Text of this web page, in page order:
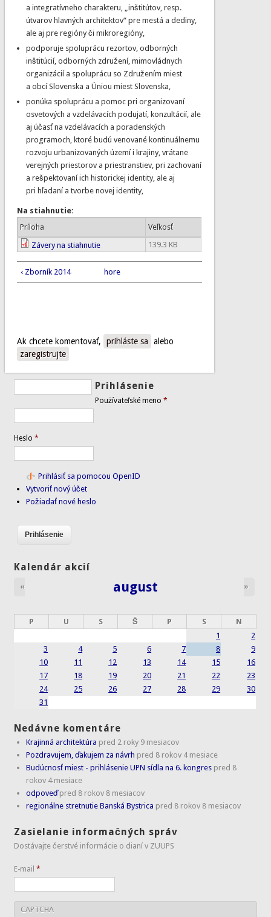
a integratívneho charakteru, „inštitútov, resp.
útvarov hlavných architektov“ pre mestá a dediny,
ale aj pre regióny či mikroregióny,
podporuje spoluprácu rezortov, odborných
inštitúcií, odborných združení, mimovládnych
organizácií a spoluprácu so Združením miest
a obcí Slovenska a Úniou miest Slovenska,
ponúka spoluprácu a pomoc pri organizovaní
osvetových a vzdelávacích podujatí, konzultácií, ale
aj účasť na vzdelávacích a poradenských
programoch, ktoré budú venované kontinuálnemu
rozvoju urbanizovaných území i krajiny, vrátane
verejných priestorov a priestranstiev, pri zachovaní
a rešpektovaní ich historickej identity, ale aj
pri hľadaní a tvorbe novej identity,
Na stiahnutie:
Príloha
Veľkosť
Závery na stiahnutie
139.3 KB
‹ Zborník 2014 hore
Ak chcete komentovať, prihláste sa
alebo
zaregistrujte
Prihlásenie
Používateľské meno*
Heslo*
Prihlásiť sa pomocou OpenID
Vytvoriť nový účet
Požiadať nové heslo
Kalendár akcií
august
« »
P U S Š P S
N
1
2
3
4 5 6 7 8
9
10
11 12 13 14 15
16
17
18 19 20 21 22
23
24
25 26 27 28 29
30
31
Nedávne komentáre
Krajinná architektúra pred 2 roky 9 mesiacov
Pozdravujem, ďakujem za návrh pred 8 rokov 4 mesiace
Budúcnosť miest - prihlásenie UPN sídla na 6. kongres pred 8
rokov 4 mesiace
odpoveď pred 8 rokov 8 mesiacov
regionálne stretnutie Banská Bystrica pred 8 rokov 8 mesiacov
Zasielanie informačných správ
Dostávajte čerstvé informácie o dianí v ZUUPS
E-mail*
CAPTCHA